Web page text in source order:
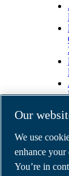
Legal &
Order
Order
Our
We use
enhance your
You’re in